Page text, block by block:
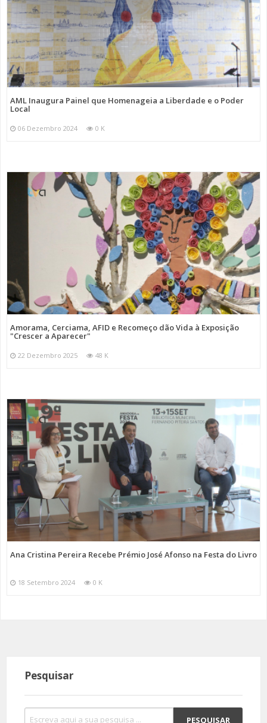
AML Inaugura Painel que Homenageia a Liberdade e o Poder
Local
06 Dezembro 2024 0 K
Amorama, Cerciama, AFID e Recomeço dão Vida à Exposição
"Crescer a Aparecer"
22 Dezembro 2025 48 K
Ana Cristina Pereira Recebe Prémio José Afonso na Festa do Livro
18 Setembro 2024 0 K
Pesquisar